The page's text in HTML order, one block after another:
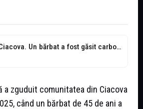
Tragedie la Ciacova. Un bărbat a fost găsit carbonizat după o petrecere...
a zguduit comunitatea din Ciacova
când un bărbat de 45 de ani a